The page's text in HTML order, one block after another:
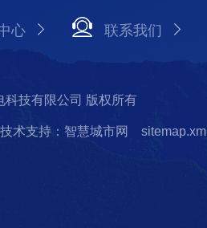
心 联系我们
技有限公司 版权所有
技术支持：智慧城市网 sitemap.xml